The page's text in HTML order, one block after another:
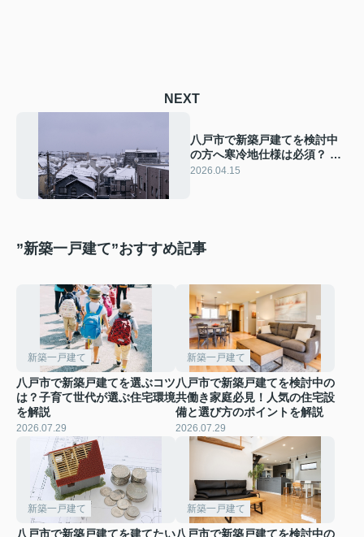
NEXT
八戸市で新築戸建てを検討中
の方へ寒冷地仕様は必須？ 断
熱基準の選び方を家族目線で
2026.04.15
”新築一戸建て”おすすめ記事
新築一戸建て
八戸市で新築戸建てを選ぶコツ
は？子育て世代が選ぶ住宅環境
を解説
2026.07.29
新築一戸建て
八戸市で新築戸建てを検討中の
共働き家庭必見！人気の住宅設
備と選び方のポイントを解説
2026.07.29
新築一戸建て
八戸市で新築戸建てを建てたい
新築一戸建て
八戸市で新築戸建てを検討中の